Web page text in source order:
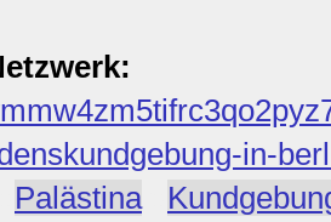
in-
Palästina